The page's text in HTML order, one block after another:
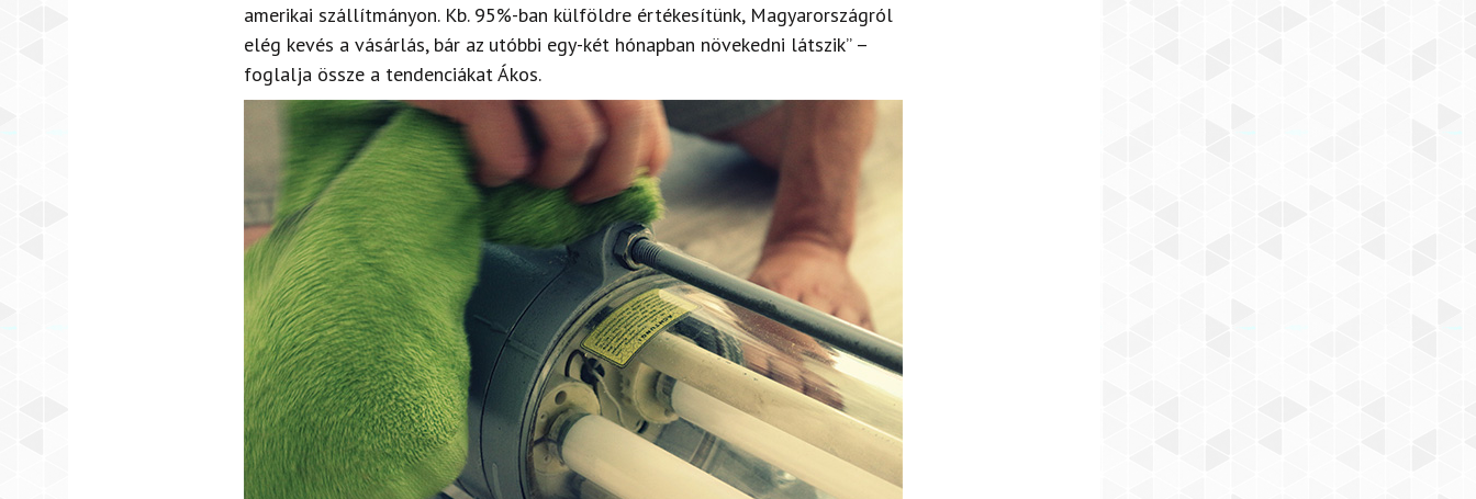
amerikai szállítmányon. Kb. 95%-ban külföldre értékesítünk, Magyarországról
elég kevés a vásárlás, bár az utóbbi egy-két hónapban növekedni látszik” –
foglalja össze a tendenciákat Ákos.